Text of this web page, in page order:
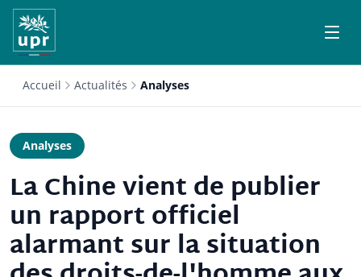
Accueil Actualités Analyses
Analyses
La Chine vient de publier
un rapport officiel
alarmant sur la situation